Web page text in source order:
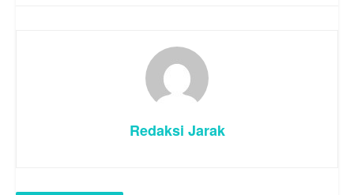
Bupati Gorontalo Kantongi Satu Nama Calon Sekda